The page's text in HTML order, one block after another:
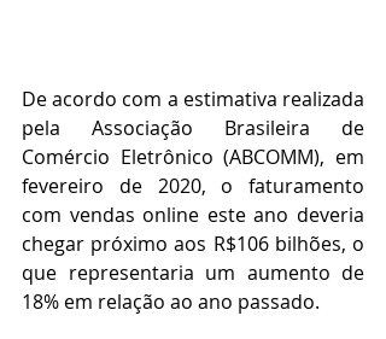
De acordo com a estimativa realizada
pela Associação Brasileira de
Comércio Eletrônico (ABCOMM), em
fevereiro de 2020, o faturamento
com vendas online este ano deveria
chegar próximo aos R$106 bilhões, o
que representaria um aumento de
18% em relação ao ano passado.